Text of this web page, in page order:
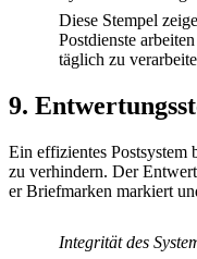
Diese Stempel
Postdienste
täglich zu
9.
Ein effizientes Postsystem
zu verhindern. Der
er Briefmarken markiert
Integrität des